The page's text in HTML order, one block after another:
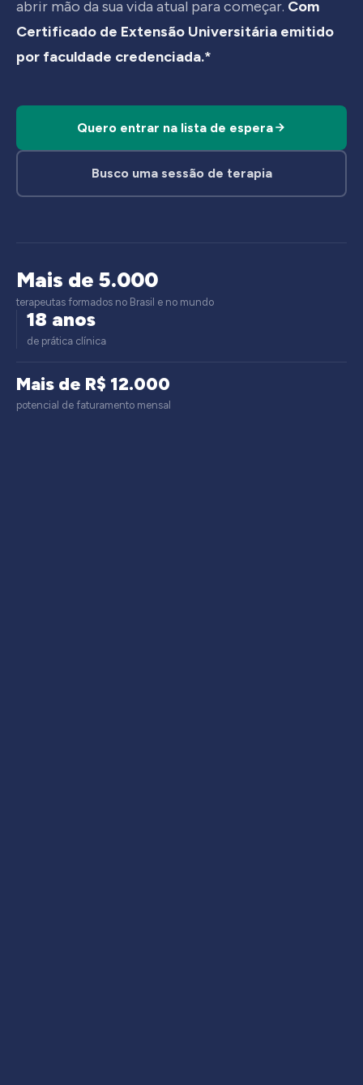
abrir mão da sua vida atual para começar. Com
Certificado de Extensão Universitária emitido
por faculdade credenciada.*
Quero entrar na lista de espera
Busco uma sessão de terapia
Mais de 5.000
terapeutas formados no Brasil e no mundo
18 anos
de prática clínica
Mais de R$ 12.000
potencial de faturamento mensal